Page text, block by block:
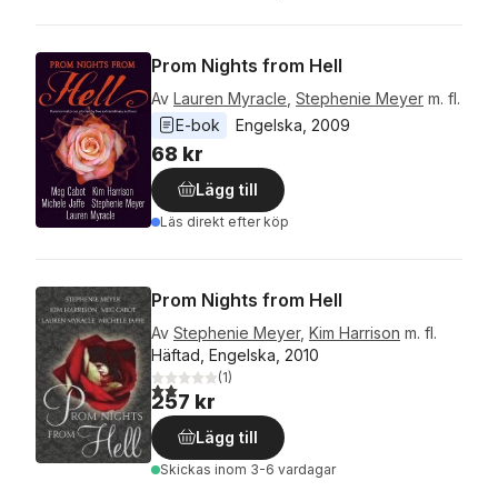
Prom Nights from Hell
Av Lauren Myracle Stephenie Meyer m. fl.
E-bok
Engelska 2009
68 kr
Lägg till
Läs direkt efter köp
Prom Nights from Hell
Av Stephenie Meyer, Kim Harrison m. fl.
Häftad, Engelska, 2010
2,0utav 5 stjärnor. Totalt antal röster:
(1)
257 kr
Lägg till
Skickas inom 3-6 vardagar